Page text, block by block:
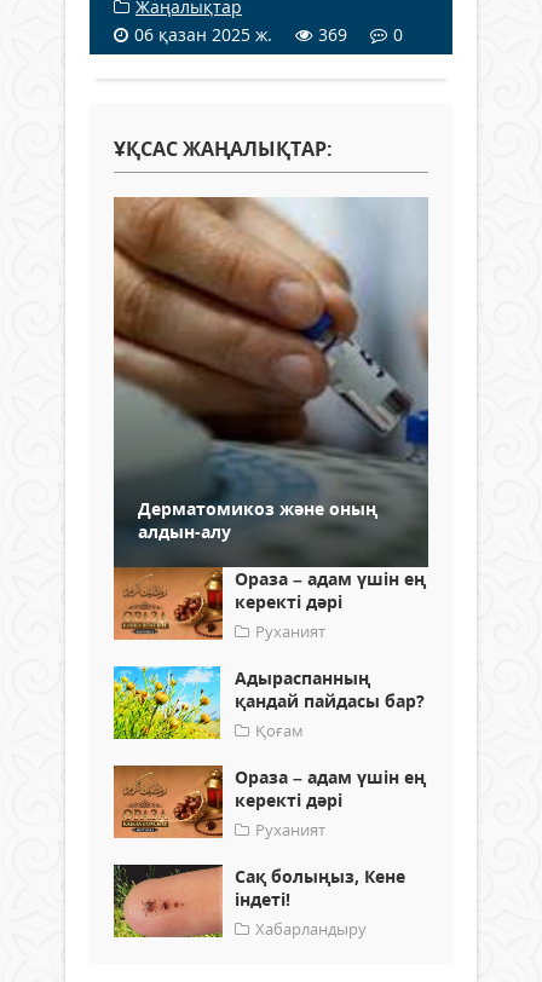
Жаңалықтар
06 қазан 2025 ж.
369 0
ҰҚСАС ЖАҢАЛЫҚТАР:
Дерматомикоз және оның
алдын-алу
Ораза – адам үшін ең
керекті дәрі
Руханият
Адыраспанның
қандай пайдасы бар?
Қоғам
Ораза – адам үшін ең
керекті дәрі
Руханият
Сақ болыңыз, Кене
індеті!
Хабарландыру